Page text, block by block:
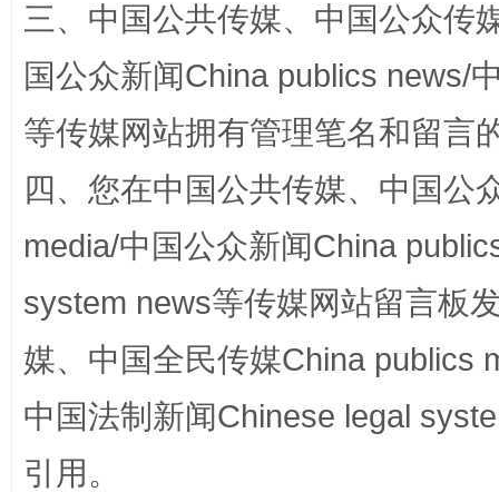
招工难、用工荒背后
网上购药对药下症？
三、中国公共传媒、中国公众传
国公众新闻China publics news/
等传媒网站拥有管理笔名和留言
四、您在中国公共传媒、中国公
media/中国公众新闻China
system news等传媒网站留言板
媒、中国全民传媒China publics
中国法制新闻Chinese legal
引用。